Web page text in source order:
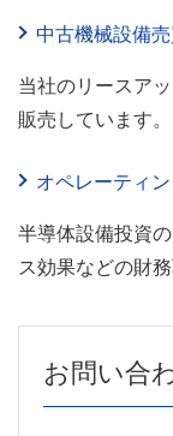
中古機械設備
当社のリースア
販売しています。
オペレーティ
半導体設備投資
ス効果などの財
お問い合